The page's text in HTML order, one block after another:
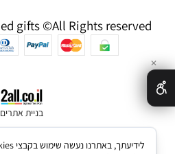
בניית אתרים
✕